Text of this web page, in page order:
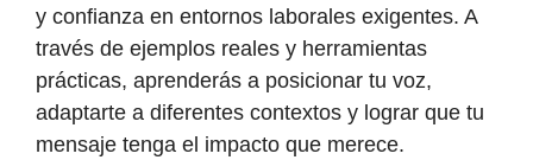
y confianza en entornos laborales exigentes. A
través de ejemplos reales y herramientas
prácticas, aprenderás a posicionar tu voz,
adaptarte a diferentes contextos y lograr que tu
mensaje tenga el impacto que merece.